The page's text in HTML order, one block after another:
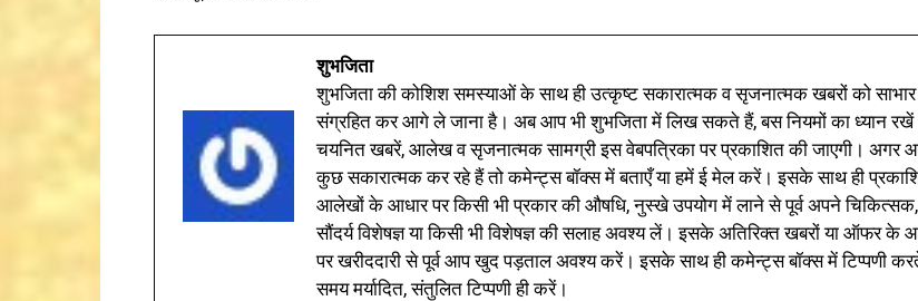
शुभजिता
शुभजिता की कोशिश समस्याओं के साथ ही उत्कृष्ट सकारात्मक व सृजनात्मक खबरों को साभार
संग्रहित कर आगे ले जाना है। अब आप भी शुभजिता में लिख सकते हैं, बस नियमों का ध्यान
चयनित खबरें, आलेख व सृजनात्मक सामग्री इस वेबपत्रिका पर प्रकाशित की जाएगी। अगर
कुछ सकारात्मक कर रहे हैं तो कमेन्ट्स बॉक्स में बताएँ या हमें ई मेल करें। इसके साथ ही
आलेखों के आधार पर किसी भी प्रकार की औषधि, नुस्खे उपयोग में लाने से पूर्व अपने चिकित्सक,
सौंदर्य विशेषज्ञ या किसी भी विशेषज्ञ की सलाह अवश्य लें। इसके अतिरिक्त खबरों या ऑफर के
पर खरीददारी से पूर्व आप खुद पड़ताल अवश्य करें। इसके साथ ही कमेन्ट्स बॉक्स में टिप्पणी
समय मर्यादित, संतुलित टिप्पणी ही करें।